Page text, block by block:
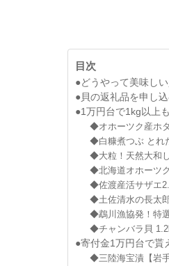
目次
●どうやって美味し
●貝の返礼品を申し込
●1万円台で1kg以上
◆オホーツク産ホ
◆白糠煮つぶ とれ
◆大粒！天然大和
◆北海道オホーツ
◆佐渡産活サザエ
◆土佐清水の長太
◆鵡川漁協発！特
◆チャンバラ貝
●寄付金1万円台で貰
◆三陸海宝漬【岩手